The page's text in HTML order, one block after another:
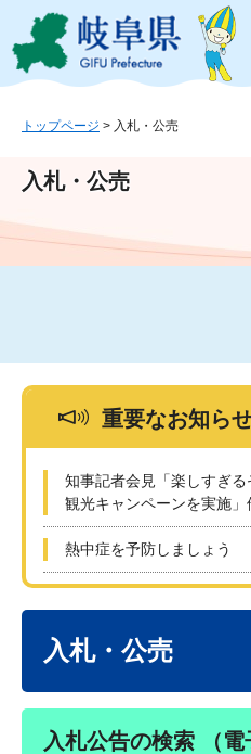
ジ
ュ
文
このペー
トップページ > 入札・公売
入札・公売
重要なお知ら
知事記者会見「楽しすぎ
観光キャンペーンを実施」
熱中症を予防しましょう
入札・公売
入札公告の検索 （電